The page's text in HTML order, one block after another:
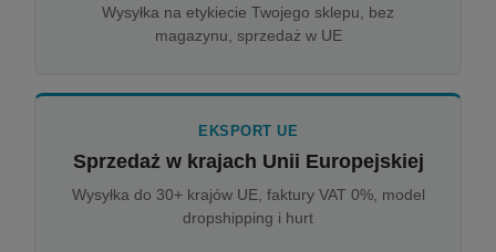
Wysyłka na etykiecie Twojego sklepu, bez
magazynu, sprzedaż w UE
EKSPORT UE
Sprzedaż w krajach Unii Europejskiej
Wysyłka do 30+ krajów UE, faktury VAT 0%, model
dropshipping i hurt